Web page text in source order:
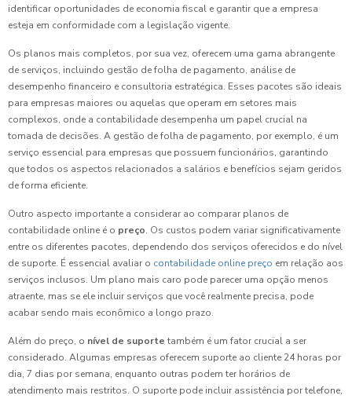
identificar oportunidades de economia fiscal e garantir que a empresa
esteja em conformidade com a legislação vigente.
Os planos mais completos, por sua vez, oferecem uma gama abrangente
de serviços, incluindo gestão de folha de pagamento, análise de
desempenho financeiro e consultoria estratégica. Esses pacotes são ideais
para empresas maiores ou aquelas que operam em setores mais
complexos, onde a contabilidade desempenha um papel crucial na
tomada de decisões. A gestão de folha de pagamento, por exemplo, é um
serviço essencial para empresas que possuem funcionários, garantindo
que todos os aspectos relacionados a salários e benefícios sejam geridos
de forma eficiente.
Outro aspecto importante a considerar ao comparar planos de
contabilidade online é o preço. Os custos podem variar significativamente
entre os diferentes pacotes, dependendo dos serviços oferecidos e do nível
de suporte. É essencial avaliar o contabilidade online preço em relação aos
serviços inclusos. Um plano mais caro pode parecer uma opção menos
atraente, mas se ele incluir serviços que você realmente precisa, pode
acabar sendo mais econômico a longo prazo.
Além do preço, o nível de suporte também é um fator crucial a ser
considerado. Algumas empresas oferecem suporte ao cliente 24 horas por
dia, 7 dias por semana, enquanto outras podem ter horários de
atendimento mais restritos. O suporte pode incluir assistência por telefone,